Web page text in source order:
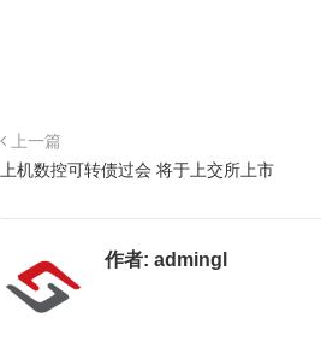
上一篇
上机数控可转债过会 将于上交所上市
作者: admingl